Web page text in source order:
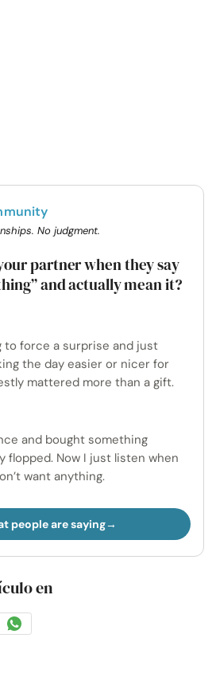
No judgment.
partner when they say
and actually mean it?
to force a surprise and just
the day easier or nicer for
mattered more than a gift.
and bought something
flopped. Now I just listen when
want anything.
people are saying
en
Compartir